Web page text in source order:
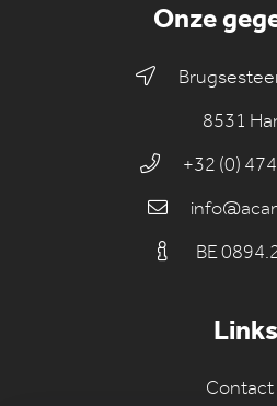
Onze
8531
+32 (0)
BE
Links
Contact